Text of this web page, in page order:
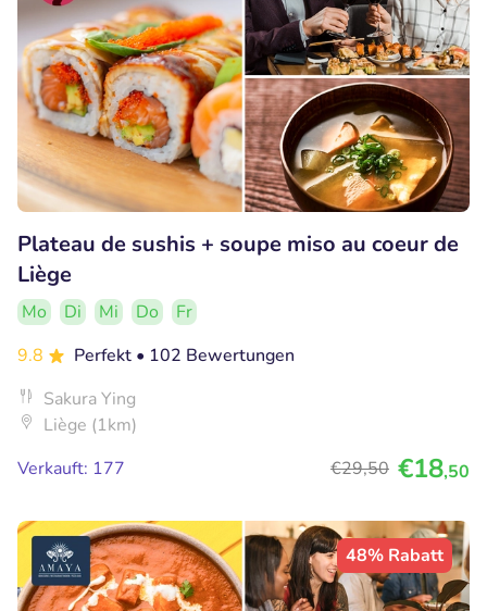
Plateau de sushis + soupe miso au coeur de
Liège
Mo Di Mi Do
Fr
9.8
Perfekt • 102 Bewertungen
Sakura Ying
Liège (1km)
Verkauft: 177
€29,50 €18,50
48% Rabatt